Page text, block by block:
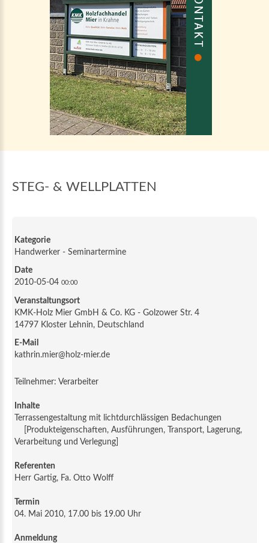
STEG- & WELLPLATTEN
Kategorie
Handwerker - Seminartermine
Date
2010-05-04 00:00
Veranstaltungsort
KMK-Holz Mier GmbH & Co. KG - Golzower Str. 4
14797 Kloster Lehnin, Deutschland
E-Mail
kathrin.mier@holz-mier.de
Teilnehmer: Verarbeiter
Inhalte
Terrassengestaltung mit lichtdurchlässigen Bedachungen
[Produkteigenschaften, Ausführungen, Transport, Lagerung,
Verarbeitung und Verlegung]
Referenten
Herr Gartig, Fa. Otto Wolff
Termin
04. Mai 2010, 17.00 bis 19.00 Uhr
Anmeldung